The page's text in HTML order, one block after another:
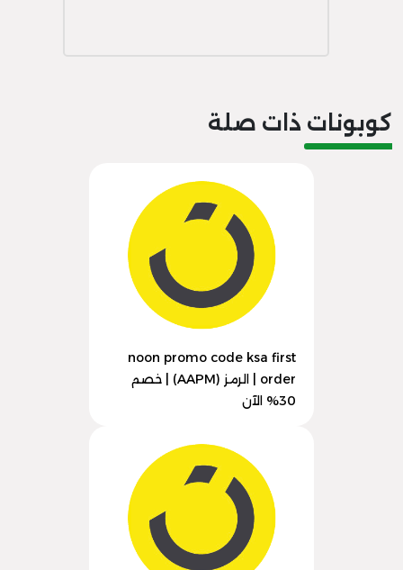
كوبونات ذات صلة
noon promo code ksa first
order | الرمز (AAPM) | خصم
30% الآن